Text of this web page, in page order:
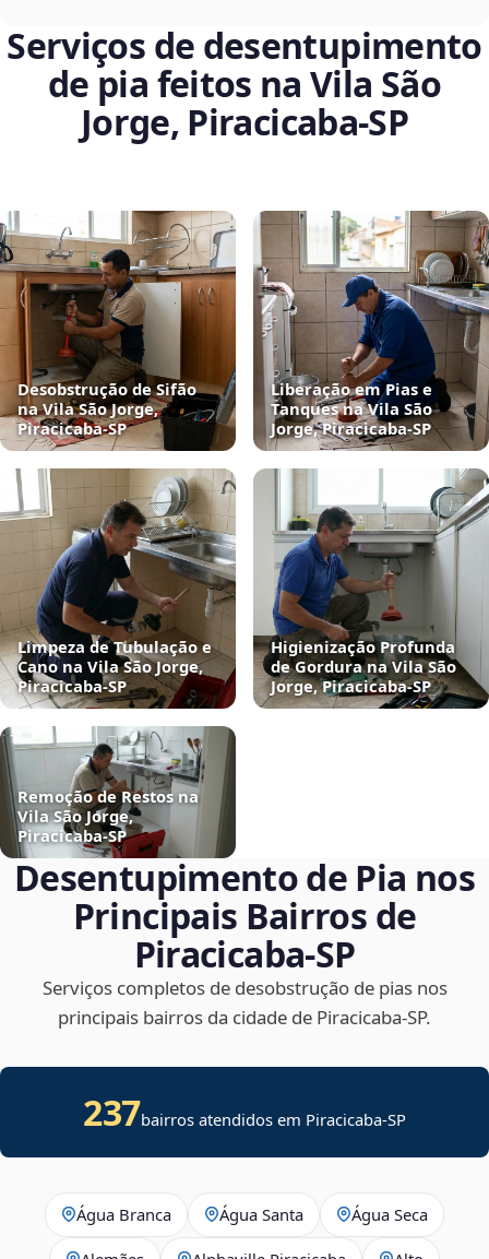
Serviços de desentupimento
de pia feitos na Vila São
Jorge, Piracicaba‑SP
Desobstrução de Sifão
na Vila São Jorge,
Piracicaba‑SP
Liberação em Pias e
Tanques na Vila São
Jorge, Piracicaba‑SP
Limpeza de Tubulação e
Cano na Vila São Jorge,
Piracicaba‑SP
Higienização Profunda
de Gordura na Vila São
Jorge, Piracicaba‑SP
Remoção de Restos na
Vila São Jorge,
Piracicaba‑SP
Desentupimento de Pia nos
Principais Bairros de
Piracicaba‑SP
Serviços completos de desobstrução de pias nos
principais bairros da cidade de Piracicaba‑SP.
237bairros atendidos em Piracicaba-SP
Água Branca Água Santa Água Seca